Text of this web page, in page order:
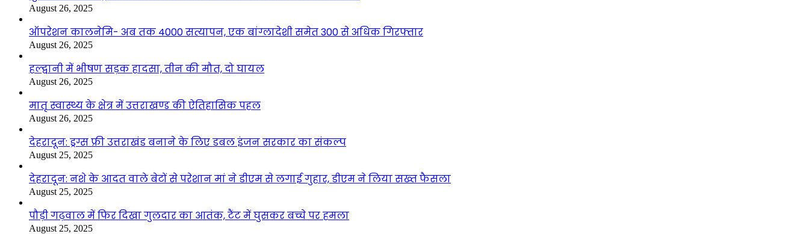
August 26, 2025
ऑपरेशन कालनेमि- अब तक 4000 सत्यापन, एक बांग्लादेशी समेत 300 से अधिक गिरफ्तार
August 26, 2025
हल्द्वानी में भीषण सड़क हादसा, तीन की मौत, दो घायल
August 26, 2025
मातृ स्वास्थ्य के क्षेत्र में उत्तराखण्ड की ऐतिहासिक पहल
August 26, 2025
देहरादून: ड्रग्स फ्री उत्तराखंड बनाने के लिए डबल इंजन सरकार का संकल्प
August 25, 2025
देहरादून: नशे के आदत वाले बेटों से परेशान मां ने डीएम से लगाई गुहार, डीएम ने लिया सख्त फैसला
August 25, 2025
पौड़ी गढ़वाल में फिर दिखा गुलदार का आतंक, टैंट में घुसकर बच्चे पर हमला
August 25, 2025